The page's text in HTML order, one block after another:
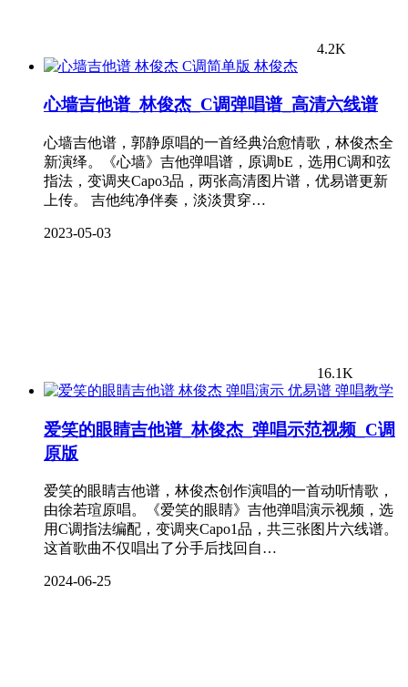
4.2K
林俊杰
心墙吉他谱_林俊杰_C调弹唱谱_高清六线谱
心墙吉他谱，郭静原唱的一首经典治愈情歌，林俊杰全
新演绎。《心墙》吉他弹唱谱，原调bE，选用C调和弦
指法，变调夹Capo3品，两张高清图片谱，优易谱更新
上传。 吉他纯净伴奏，淡淡贯穿…
2023-05-03
16.1K
弹唱教学
爱笑的眼睛吉他谱_林俊杰_弹唱示范视频_C调
原版
爱笑的眼睛吉他谱，林俊杰创作演唱的一首动听情歌，
由徐若瑄原唱。《爱笑的眼睛》吉他弹唱演示视频，选
用C调指法编配，变调夹Capo1品，共三张图片六线谱。
这首歌曲不仅唱出了分手后找回自…
2024-06-25